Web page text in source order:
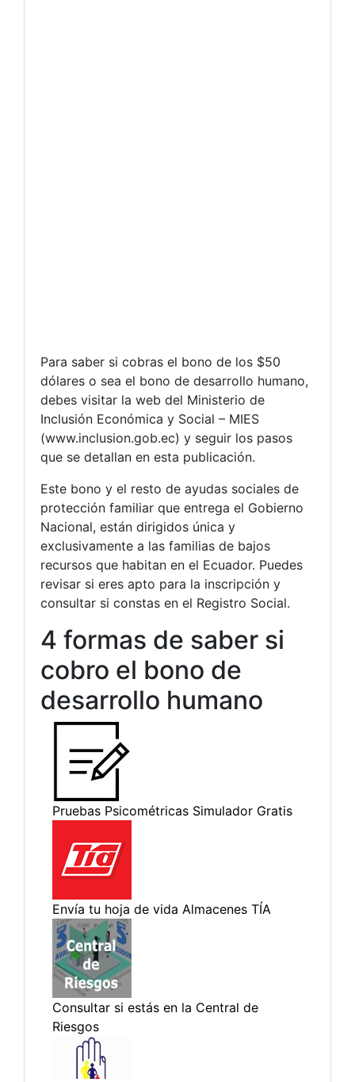
Para saber si cobras el bono de los $50
dólares o sea el bono de desarrollo humano,
debes visitar la web del Ministerio de
Inclusión Económica y Social – MIES
(www.inclusion.gob.ec) y seguir los pasos
que se detallan en esta publicación.
Este bono y el resto de ayudas sociales de
protección familiar que entrega el Gobierno
Nacional, están dirigidos única y
exclusivamente a las familias de bajos
recursos que habitan en el Ecuador. Puedes
revisar si eres apto para la inscripción y
consultar si constas en el Registro Social.
4 formas de saber si
cobro el bono de
desarrollo humano